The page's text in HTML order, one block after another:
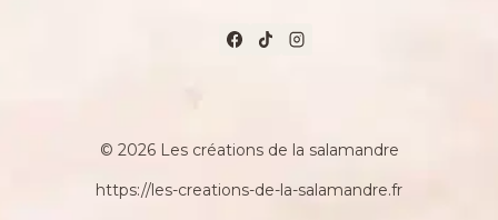
© 2026 Les créations de la salamandre
https://les-creations-de-la-salamandre.fr